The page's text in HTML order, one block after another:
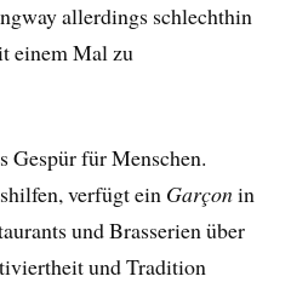
allerdings schlechthin
einem Mal zu
Gespür für Menschen.
verfügt ein Garçonin
und Brasserien über
und Tradition